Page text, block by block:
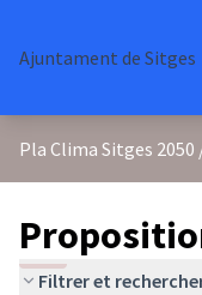
Ajuntament de Sitges
Pla Clima Sitges 2050
Filtrer et